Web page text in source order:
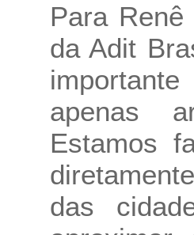
Para
da Adit
apenas
Estamos
das